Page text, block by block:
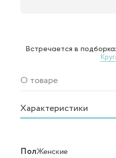
Встречается в
О товаре
Характеристики
ПолЖенские